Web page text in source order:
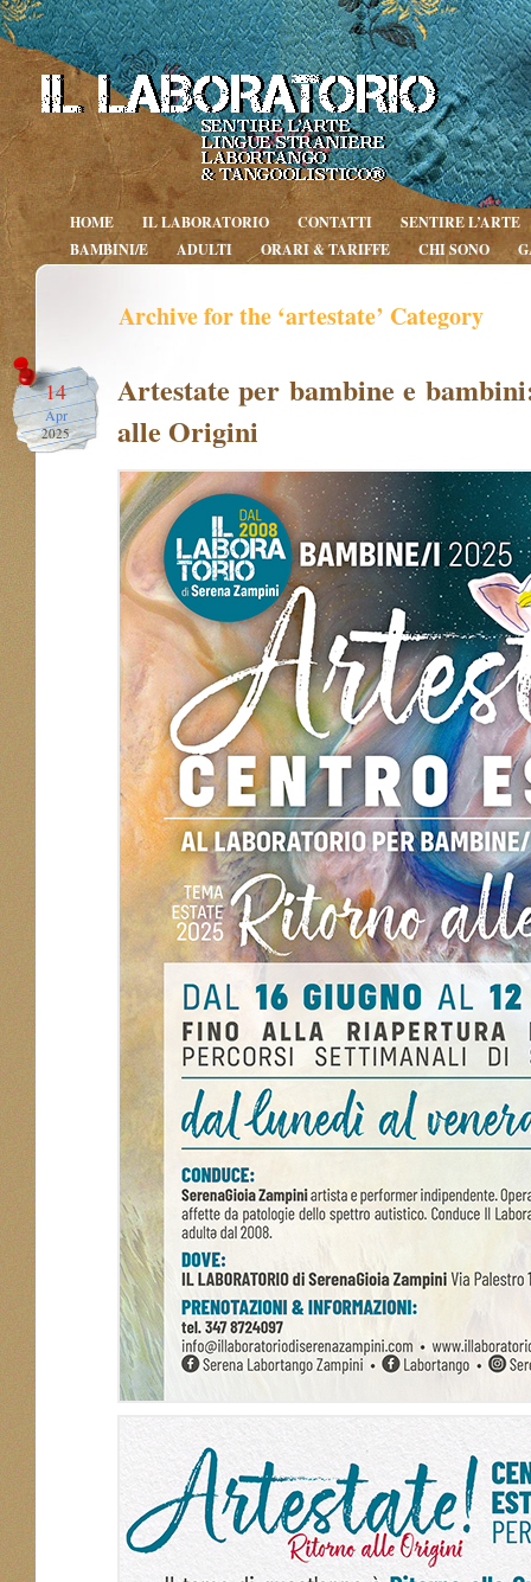
HOME IL LABORATORIO CONTATTI
SENTIRE L’ARTE
BAMBINI/E
ADULTI ORARI & TARIFFE CHI SONO
Archive for the ‘artestate’ Category
14
Apr
2025
Artestate per bambine e
alle Origini